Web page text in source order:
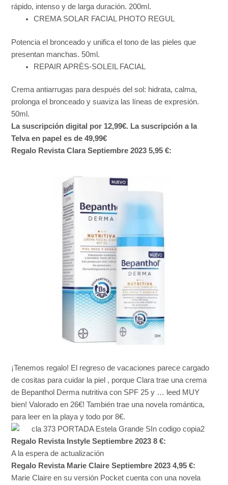
rápido, intenso y de larga duración. 200ml.
CREMA SOLAR FACIAL PHOTO REGUL
Potencia el bronceado y unifica el tono de las pieles que
presentan manchas. 50ml.
REPAIR APRÈS-SOLEIL FACIAL
Crema antiarrugas para después del sol: hidrata, calma,
prolonga el bronceado y suaviza las líneas de expresión.
50ml.
La suscripción digital por 12,99€. La suscripción a la
Telva en papel es de 49,99€
Regalo Revista Clara Septiembre 2023 5,95 €:
¡Tenemos regalo! El regreso de vacaciones parece cargado
de cositas para cuidar la piel , porque Claratrae una crema
de Bepanthol Derma nutritiva con SPF 25 y … leed MUY
bien! Valorado en 26€!También trae una novela romántica,
para leer en la playa y todo por 8€.
Regalo Revista Instyle Septiembre 2023 8 €:
A la espera de actualización
Regalo Revista Marie Claire Septiembre 2023 4,95 €:
Marie Claire en suversión Pocket cuenta con una novela